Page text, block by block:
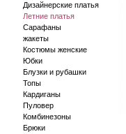
Дизайнерские платья
Летние платья
Сарафаны
жакеты
Костюмы женские
Юбки
Блузки и рубашки
Топы
Кардиганы
Пуловер
Комбинезоны
Брюки